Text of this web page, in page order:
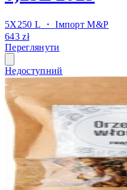
5X250 L ・Імпорт M&P
643 zł
Переглянути
Недоступний